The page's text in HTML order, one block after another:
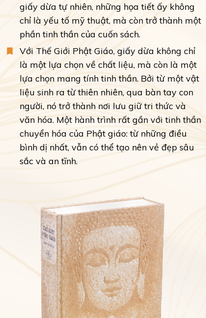
giấy dừa tự nhiên, những họa tiết ấy không
chỉ là yếu tố mỹ thuật, mà còn trở thành một
phần tinh thần của cuốn sách.
Với Thế Giới Phật Giáo, giấy dừa không chỉ
là một lựa chọn về chất liệu, mà còn là một
lựa chọn mang tính tinh thần. Bởi từ một vật
liệu sinh ra từ thiên nhiên, qua bàn tay con
người, nó trở thành nơi lưu giữ tri thức và
văn hóa. Một hành trình rất gần với tinh thần
chuyển hóa của Phật giáo: từ những điều
bình dị nhất, vẫn có thể tạo nên vẻ đẹp sâu
sắc và an tĩnh.